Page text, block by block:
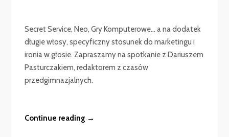
Secret Service, Neo, Gry Komputerowe… a na dodatek
długie włosy, specyficzny stosunek do marketingu i
ironia w głosie. Zapraszamy na spotkanie z Dariuszem
Pasturczakiem, redaktorem z czasów
przedgimnazjalnych.
Continue reading →